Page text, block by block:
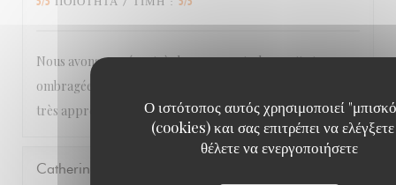
Ο ιστότοπος αυτός χρησιμοποιεί
(cookies) και σας επιτρέπει να ελέγξετε
θέλετε να ενεργοποιήσετε
Nous avons passé un très bon moment, dans cette terrasse
ombragée, avec une cuisine de qualité et une tranquillité
très appréciable. Je recommande cette adresse !
Catherine